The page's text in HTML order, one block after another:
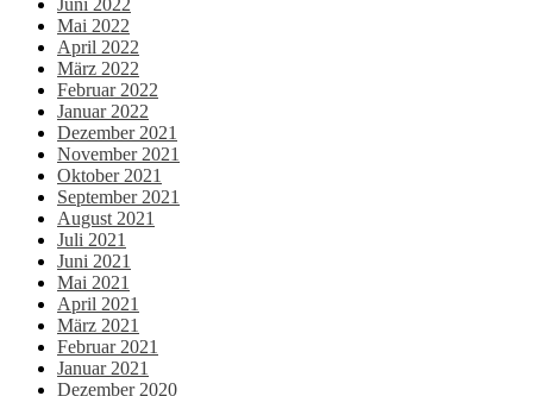
Mai 2022
April 2022
März 2022
Februar 2022
Januar 2022
Dezember 2021
November 2021
Oktober 2021
September 2021
August 2021
Juli 2021
Juni 2021
Mai 2021
April 2021
März 2021
Februar 2021
Januar 2021
Dezember 2020